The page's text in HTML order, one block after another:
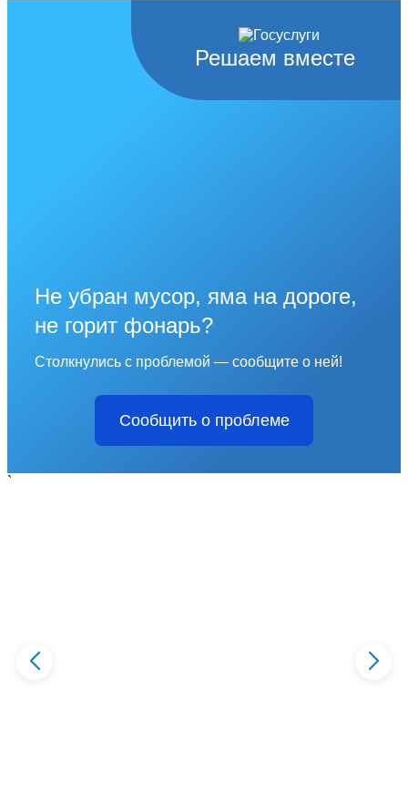
Решаем вместе
Не убран мусор, яма на дороге,
не горит фонарь?
Столкнулись с проблемой — сообщите о ней!
Сообщить о проблеме
`